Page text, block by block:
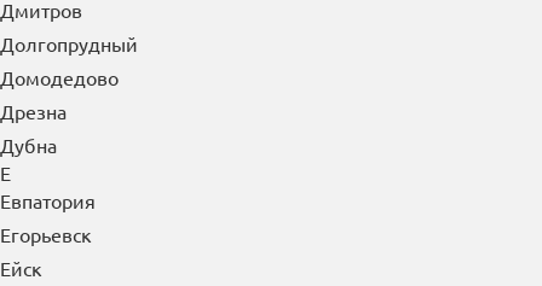
Дмитров
Долгопрудный
Домодедово
Дрезна
Дубна
Е
Евпатория
Егорьевск
Ейск